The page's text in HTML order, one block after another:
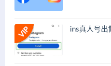
ins真人号出